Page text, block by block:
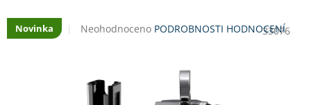
33076
Novinka
Průměrné
0,0
Neohodnoceno PODROBNOSTI HODNOCENÍ